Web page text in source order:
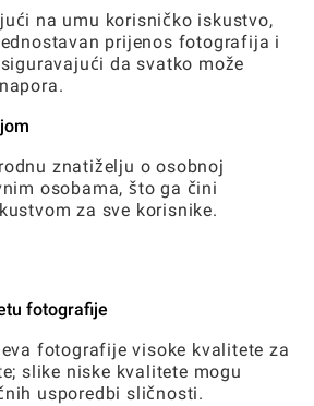
na umu korisničko iskustvo,
prijenos fotografija i
da svatko može
znatiželju o osobnoj
osobama, što ga čini
za sve korisnike.
fotografije
fotografije visoke kvalitete za
slike niske kvalitete mogu
usporedbi sličnosti.